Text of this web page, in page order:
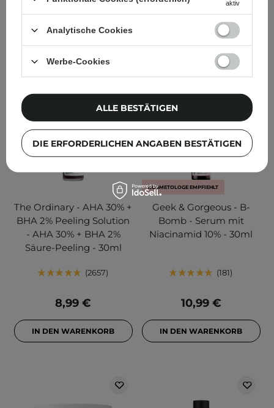
11,95 €
IN DEN WARENKORB
17,20 €
IN DEN WARENKORB
The Ordinary - AHA 30% +
BHA 2% Peeling Solution
- AHA 30% + BHA 2%
Säure-Peeling - 30ml
2657
8,99 €
IN DEN WARENKORB
KOSMETOLOGE EMPFIEHLT
Geek & Gorgeous - B-
Bomb - Serum mit
Niacinamid 10% - 30ml
181
10,99 €
IN DEN WARENKORB
aktiv
Analytische Cookies
Werbe-Cookies
DIE ERFORDERLICHEN ANGABEN BESTÄTIGEN
ALLE BESTÄTIGEN